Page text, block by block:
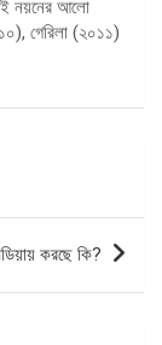
নয়নের আলো
গেরিলা (২০১১)
করছে কি?